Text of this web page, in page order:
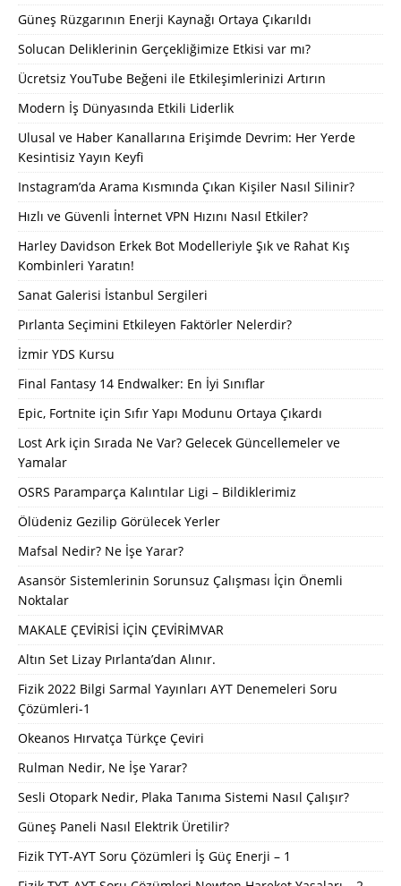
Güneş Rüzgarının Enerji Kaynağı Ortaya Çıkarıldı
Solucan Deliklerinin Gerçekliğimize Etkisi var mı?
Ücretsiz YouTube Beğeni ile Etkileşimlerinizi Artırın
Modern İş Dünyasında Etkili Liderlik
Ulusal ve Haber Kanallarına Erişimde Devrim: Her Yerde
Kesintisiz Yayın Keyfi
Instagram’da Arama Kısmında Çıkan Kişiler Nasıl Silinir?
Hızlı ve Güvenli İnternet VPN Hızını Nasıl Etkiler?
Harley Davidson Erkek Bot Modelleriyle Şık ve Rahat Kış
Kombinleri Yaratın!
Sanat Galerisi İstanbul Sergileri
Pırlanta Seçimini Etkileyen Faktörler Nelerdir?
İzmir YDS Kursu
Final Fantasy 14 Endwalker: En İyi Sınıflar
Epic, Fortnite için Sıfır Yapı Modunu Ortaya Çıkardı
Lost Ark için Sırada Ne Var? Gelecek Güncellemeler ve
Yamalar
OSRS Paramparça Kalıntılar Ligi – Bildiklerimiz
Ölüdeniz Gezilip Görülecek Yerler
Mafsal Nedir? Ne İşe Yarar?
Asansör Sistemlerinin Sorunsuz Çalışması İçin Önemli
Noktalar
MAKALE ÇEVİRİSİ İÇİN ÇEVİRİMVAR
Altın Set Lizay Pırlanta’dan Alınır.
Fizik 2022 Bilgi Sarmal Yayınları AYT Denemeleri Soru
Çözümleri-1
Okeanos Hırvatça Türkçe Çeviri
Rulman Nedir, Ne İşe Yarar?
Sesli Otopark Nedir, Plaka Tanıma Sistemi Nasıl Çalışır?
Güneş Paneli Nasıl Elektrik Üretilir?
Fizik TYT-AYT Soru Çözümleri İş Güç Enerji – 1